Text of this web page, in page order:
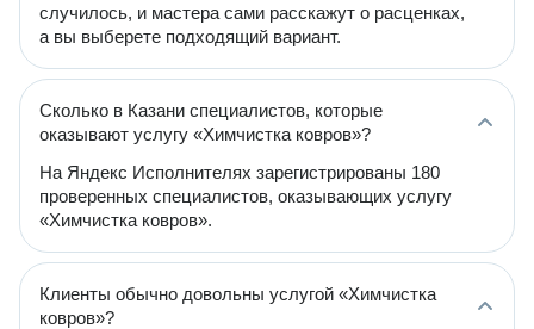
случилось, и мастера сами расскажут о расценках,
а вы выберете подходящий вариант.
Сколько в Казани специалистов, которые
оказывают услугу «Химчистка ковров»?
На Яндекс Исполнителях зарегистрированы 180
проверенных специалистов, оказывающих услугу
«Химчистка ковров».
Клиенты обычно довольны услугой «Химчистка
ковров»?